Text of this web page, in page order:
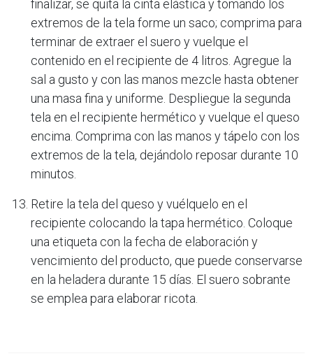
finalizar, se quita la cinta elástica y tomando los
extremos de la tela forme un saco; comprima para
terminar de extraer el suero y vuelque el
contenido en el recipiente de 4 litros. Agregue la
sal a gusto y con las manos mezcle hasta obtener
una masa fina y uniforme. Despliegue la segunda
tela en el recipiente hermético y vuelque el queso
encima. Comprima con las manos y tápelo con los
extremos de la tela, dejándolo reposar durante 10
minutos.
Retire la tela del queso y vuélquelo en el
recipiente colocando la tapa hermético. Coloque
una etiqueta con la fecha de elaboración y
vencimiento del producto, que puede conservarse
en la heladera durante 15 días. El suero sobrante
se emplea para elaborar ricota.